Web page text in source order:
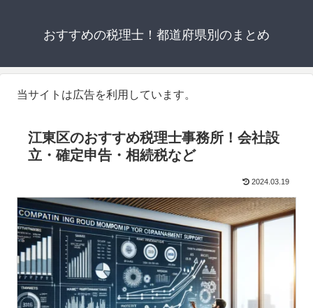
おすすめの税理士！都道府県別のまとめ
当サイトは広告を利用しています。
江東区のおすすめ税理士事務所！会社設
立・確定申告・相続税など
2024.03.19